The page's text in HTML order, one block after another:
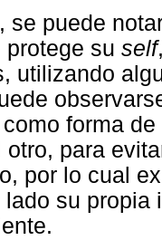
se puede
protege su self
utilizando
como forma
otro, para
por lo cual
lado su